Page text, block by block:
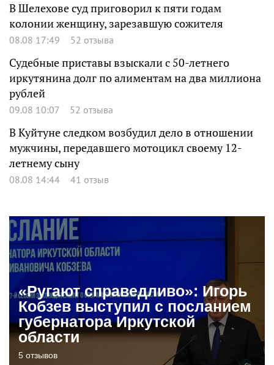
В Шелехове суд приговорил к пяти годам
колонии женщину, зарезавшую сожителя
08.08 17:49 52 отзыва
Судебные приставы взыскали с 50-летнего
иркутянина долг по алиментам на два миллиона
рублей
09.08 10:07 52 отзыва
В Куйтуне следком возбудил дело в отношении
мужчины, передавшего мотоцикл своему 12-
летнему сыну
08.08 14:44 41 отзыв
«Ругают справедливо»: Игорь
Кобзев выступил с посланием
губернатора Иркутской
области
5 отзывов